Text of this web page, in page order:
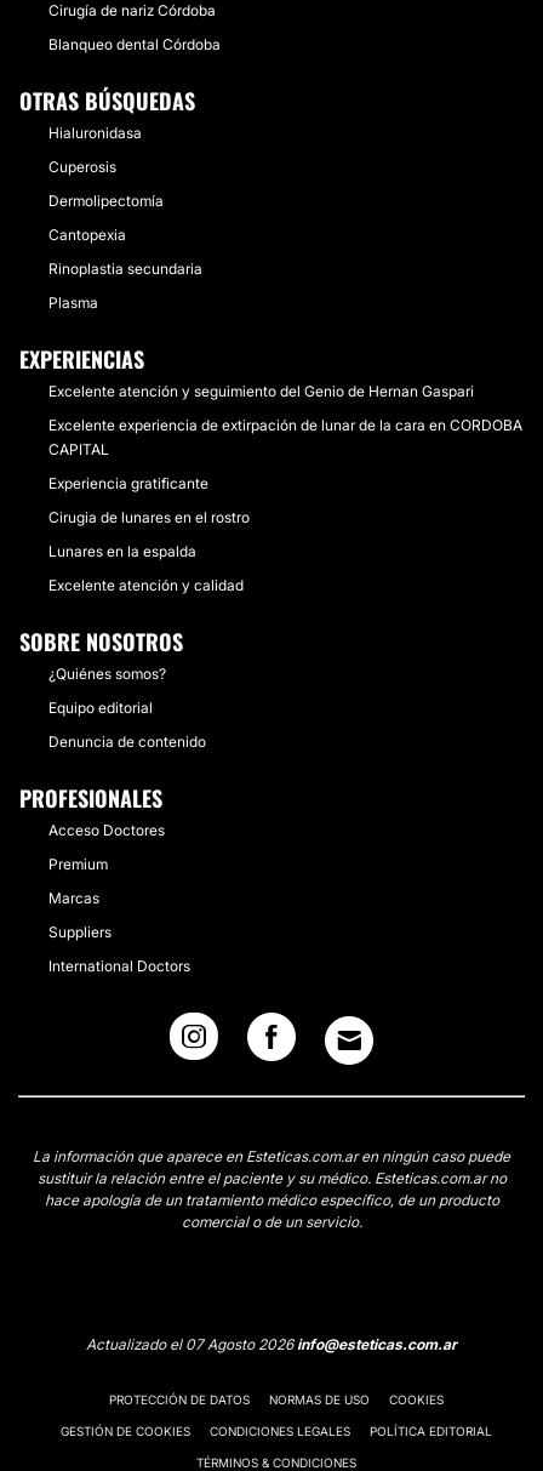
Cirugía de nariz Córdoba
Blanqueo dental Córdoba
OTRAS BÚSQUEDAS
Hialuronidasa
Cuperosis
Dermolipectomía
Cantopexia
Rinoplastia secundaria
Plasma
EXPERIENCIAS
Excelente atención y seguimiento del Genio de Hernan Gaspari
Excelente experiencia de extirpación de lunar de la cara en CORDOBA
CAPITAL
Experiencia gratificante
Cirugia de lunares en el rostro
Lunares en la espalda
Excelente atención y calidad
SOBRE NOSOTROS
¿Quiénes somos?
Equipo editorial
Denuncia de contenido
PROFESIONALES
Acceso Doctores
Premium
Marcas
Suppliers
International Doctors
La información que aparece en Esteticas.com.ar en ningún caso puede
sustituir la relación entre el paciente y su médico. Esteticas.com.ar no
hace apología de un tratamiento médico específico, de un producto
comercial o de un servicio.
Actualizado el 07 Agosto 2026info@esteticas.com.ar
PROTECCIÓN DE DATOS NORMAS DE USO COOKIES
GESTIÓN DE COOKIES CONDICIONES LEGALES POLÍTICA EDITORIAL
TÉRMINOS & CONDICIONES